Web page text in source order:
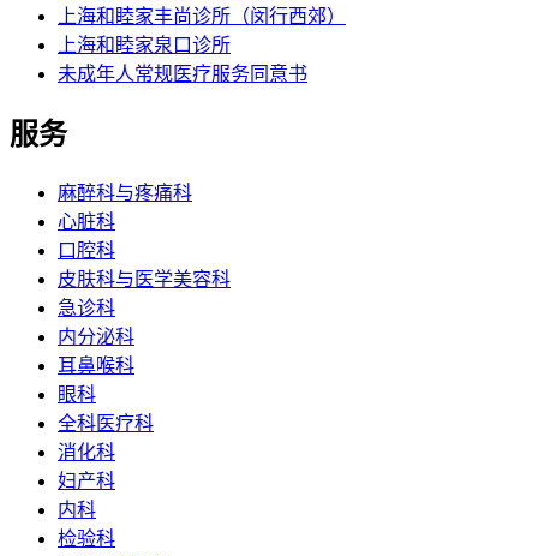
上海和睦家丰尚诊所（闵行西郊）
上海和睦家泉口诊所
未成年人常规医疗服务同意书
服务
麻醉科与疼痛科
心脏科
口腔科
皮肤科与医学美容科
急诊科
内分泌科
耳鼻喉科
眼科
全科医疗科
消化科
妇产科
内科
检验科